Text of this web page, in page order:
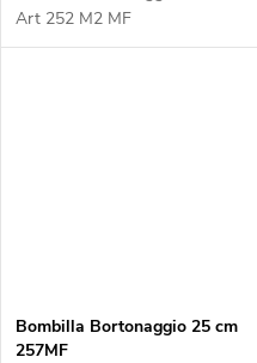
Art 252 M2 MF
Bombilla Bortonaggio 25 cm
257MF